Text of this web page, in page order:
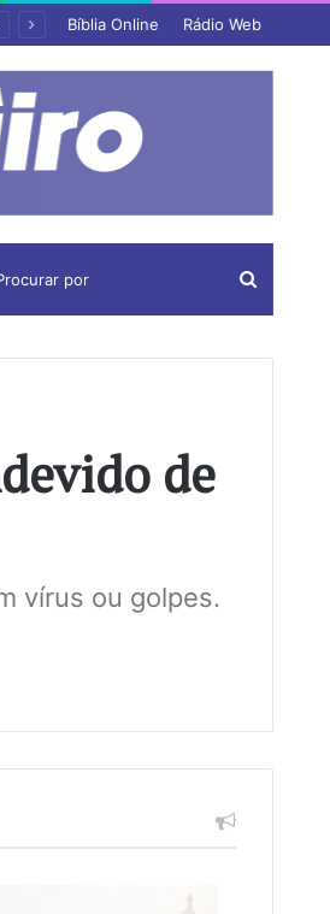
Bíblia Online Rádio Web
de
vírus ou golpes.